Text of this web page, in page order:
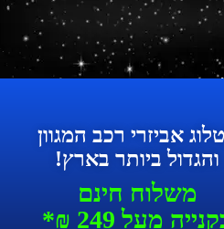
לרכב
|עיצוב ופיתוח
אביזרי רכב המגוון
והגדול ביותר בארץ!
משלוח חינם
מעל 249 ₪*